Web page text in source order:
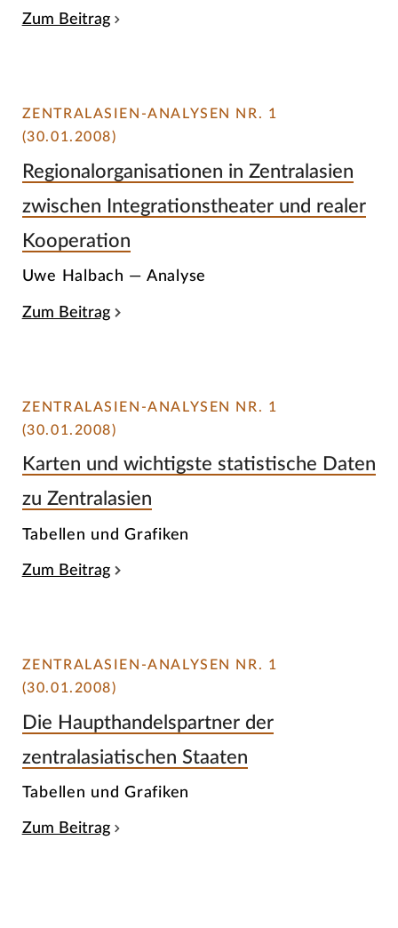
Zum Beitrag
ZENTRALASIEN-ANALYSEN NR. 1
(30.01.2008)
Regionalorganisationen in Zentralasien
zwischen Integrationstheater und realer
Kooperation
Uwe Halbach — Analyse
Zum Beitrag
ZENTRALASIEN-ANALYSEN NR. 1
(30.01.2008)
Karten und wichtigste statistische Daten
zu Zentralasien
Tabellen und Grafiken
Zum Beitrag
ZENTRALASIEN-ANALYSEN NR. 1
(30.01.2008)
Die Haupthandelspartner der
zentralasiatischen Staaten
Tabellen und Grafiken
Zum Beitrag